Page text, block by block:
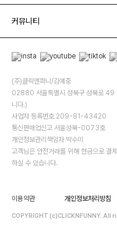
커뮤니티
(주)클릭앤퍼니/김예중
02880 서울특별시 성북구 성북로 49
니다.)
사업자 등록번호 209-81-43420
통신판매업신고 서울성북-0073호
개인정보관리책임자 박수미
고객님은 안전거래를 위해 현금으로 결
하실 수 있습니다.
이용약관 개인정보처리방침
COPYRIGHT (c)CLICKNFUNNY. All